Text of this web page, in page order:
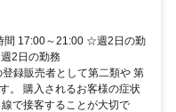
間 17:00～21:00 ☆週2日の勤
2日の勤務
録販売者として第二類や 第
。 購入されるお客様の症状
で接客することが大切で